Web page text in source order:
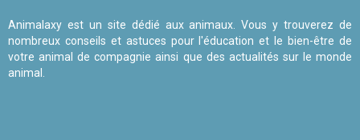
Animalaxy est un site dédié aux animaux. Vous y trouverez de
nombreux conseils et astuces pour l'éducation et le bien-être de
votre animal de compagnie ainsi que des actualités sur le monde
animal.